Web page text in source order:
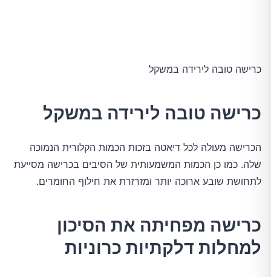
כרישה טובה לירידה במשקל
כרישה טובה לירידה במשקל
הכרישה מעולה לכל דיאטה בזכות הכמות הקלורית הנמוכה
שלה. כמו כן הכמות המשמעותית של הסיבים בכרישה מסייעת
לתחושת שובע ארוכה יותר ומזרזרת את חילוף החומרים.
כרישה מפחיתה את הסיכון
למחלות דלקתיות כרוניות